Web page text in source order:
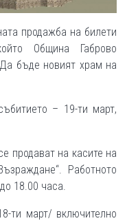
продажба на билети
Община Габрово
бъде новият храм на
– 19-ти март,
продават на касите на
Работното
18.00 часа.
ти март/ включително